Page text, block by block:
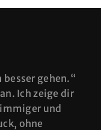
gehen.“
Ich zeige dir
und
ohne